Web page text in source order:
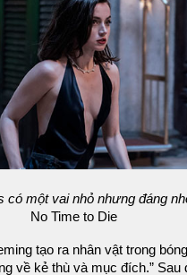
có một vai nhỏ nhưng đáng
No Time to Die
tạo ra nhân vật trong
về kẻ thù và mục đích.” Sau